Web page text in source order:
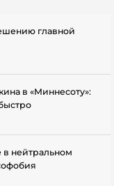
главной
в «Миннесоту»:
нейтральном